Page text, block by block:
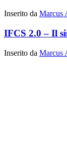
Inserito da Marcus
IFCS 2.0 – Il
Inserito da Marcus